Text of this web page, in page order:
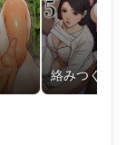
絡みつく視線